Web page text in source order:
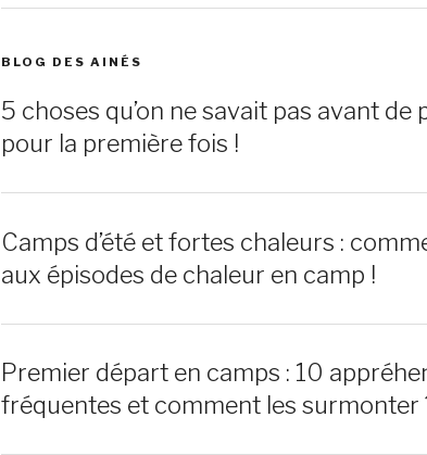
BLOG DES AINÉS
5 choses qu’on ne savait pas avant de
pour la première fois !
Camps d’été et fortes chaleurs :
aux épisodes de chaleur en camp !
Premier départ en camps : 10
fréquentes et comment les surmonter